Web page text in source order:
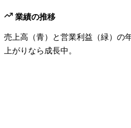
業績の推移
売上高（青）と営業利益（緑）の
上がりなら成長中。